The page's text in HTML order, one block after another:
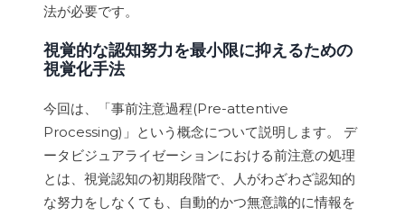
法が必要です。
視覚的な認知努力を最小限に抑えるための
視覚化手法
今回は、「事前注意過程(Pre-attentive
Processing)」という概念について説明します。 デ
ータビジュアライゼーションにおける前注意の処理
とは、視覚認知の初期段階で、人がわざわざ認知的
な努力をしなくても、自動的かつ無意識的に情報を